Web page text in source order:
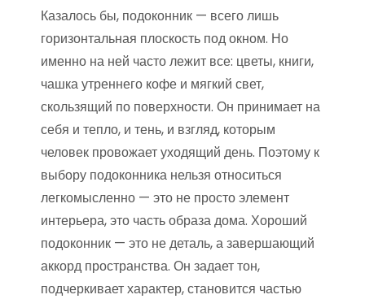
Казалось бы, подоконник — всего лишь
горизонтальная плоскость под окном. Но
именно на ней часто лежит все: цветы, книги,
чашка утреннего кофе и мягкий свет,
скользящий по поверхности. Он принимает на
себя и тепло, и тень, и взгляд, которым
человек провожает уходящий день. Поэтому к
выбору подоконника нельзя относиться
легкомысленно — это не просто элемент
интерьера, это часть образа дома. Хороший
подоконник — это не деталь, а завершающий
аккорд пространства. Он задает тон,
подчеркивает характер, становится частью